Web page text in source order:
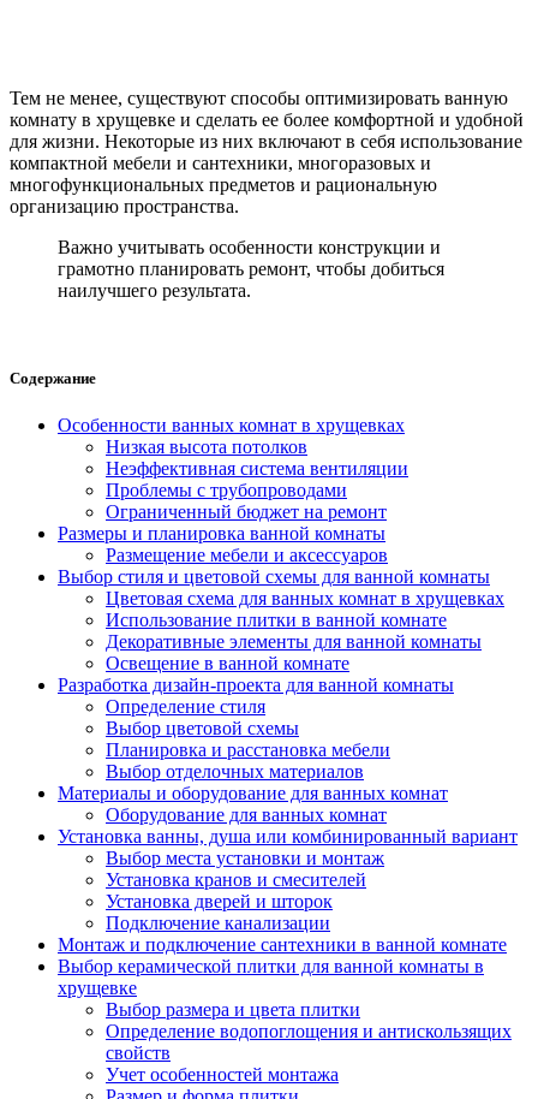
Тем не менее, существуют способы оптимизировать ванную
комнату в хрущевке и сделать ее более комфортной и удобной
для жизни. Некоторые из них включают в себя использование
компактной мебели и сантехники, многоразовых и
многофункциональных предметов и рациональную
организацию пространства.
Важно учитывать особенности конструкции и
грамотно планировать ремонт, чтобы добиться
наилучшего результата.
Содержание
Особенности ванных комнат в хрущевках
Низкая высота потолков
Неэффективная система вентиляции
Проблемы с трубопроводами
Ограниченный бюджет на ремонт
Размеры и планировка ванной комнаты
Размещение мебели и аксессуаров
Выбор стиля и цветовой схемы для ванной комнаты
Цветовая схема для ванных комнат в хрущевках
Использование плитки в ванной комнате
Декоративные элементы для ванной комнаты
Освещение в ванной комнате
Разработка дизайн-проекта для ванной комнаты
Определение стиля
Выбор цветовой схемы
Планировка и расстановка мебели
Выбор отделочных материалов
Материалы и оборудование для ванных комнат
Оборудование для ванных комнат
Установка ванны, душа или комбинированный вариант
Выбор места установки и монтаж
Установка кранов и смесителей
Установка дверей и шторок
Подключение канализации
Монтаж и подключение сантехники в ванной комнате
Выбор керамической плитки для ванной комнаты в
хрущевке
Выбор размера и цвета плитки
Определение водопоглощения и антискользящих
свойств
Учет особенностей монтажа